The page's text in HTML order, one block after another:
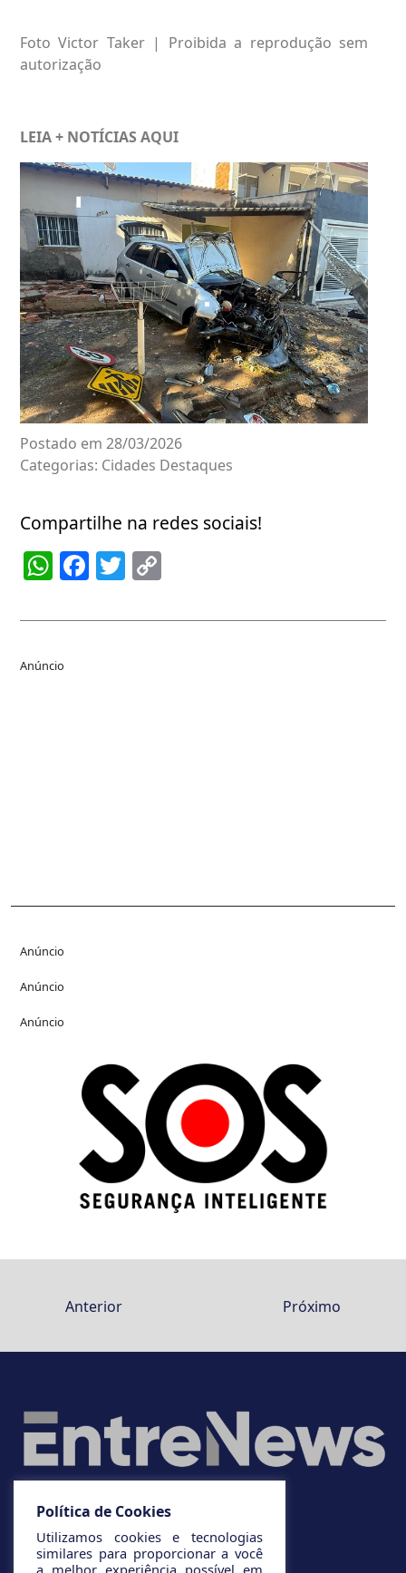
Foto Victor Taker | Proibida a reprodução sem
autorização
LEIA + NOTÍCIAS AQUI
Postado em 28/03/2026
Categorias: Cidades Destaques
Compartilhe na redes sociais!
WhatsApp
Facebook
Twitter
Anúncio
Anúncio
Anúncio
Anúncio
Anterior Próximo
Política de Cookies
Utilizamos cookies e tecnologias
similares para proporcionar a você
a melhor experiência possível em